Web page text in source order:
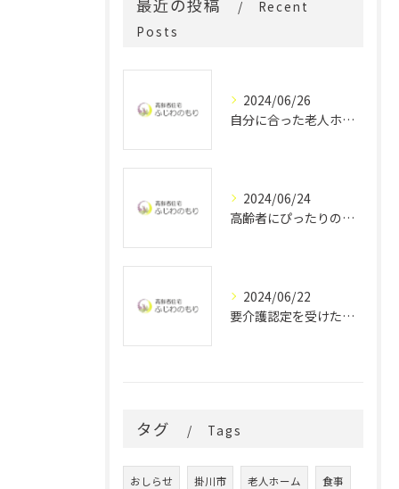
最近の投稿
Recent
Posts
2024/06/26
自分に合った老人ホームを選ぶポイントとは？
2024/06/24
高齢者にぴったりの居心地の良い生活空間
2024/06/22
要介護認定を受けた認知症の方を支援する老人ホームのケアプラン
タグ Tags
おしらせ 掛川市 老人ホーム 食事